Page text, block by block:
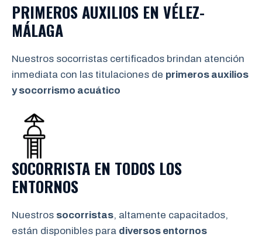
PRIMEROS AUXILIOS EN VÉLEZ-
MÁLAGA
Nuestros socorristas certificados brindan atención
inmediata con las titulaciones de primeros auxilios
y socorrismo acuático
SOCORRISTA EN TODOS LOS
ENTORNOS
Nuestros socorristas, altamente capacitados,
están disponibles para diversos entornos